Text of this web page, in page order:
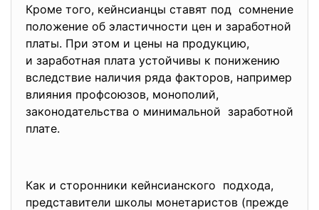
Кроме того, кейнсианцы ставят под сомнение
положение об эластичности цен и заработной
платы. При этом и цены на продукцию,
и заработная плата устойчивы к понижению
вследствие наличия ряда факторов, например
влияния профсоюзов, монополий,
законодательства о минимальной заработной
плате.
Как и сторонники кейнсианского подхода,
представители школы монетаристов (прежде